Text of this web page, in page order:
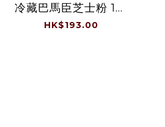
冷藏巴馬臣芝士粉 1公
斤/包 (急凍 -18C)
HK$193.00